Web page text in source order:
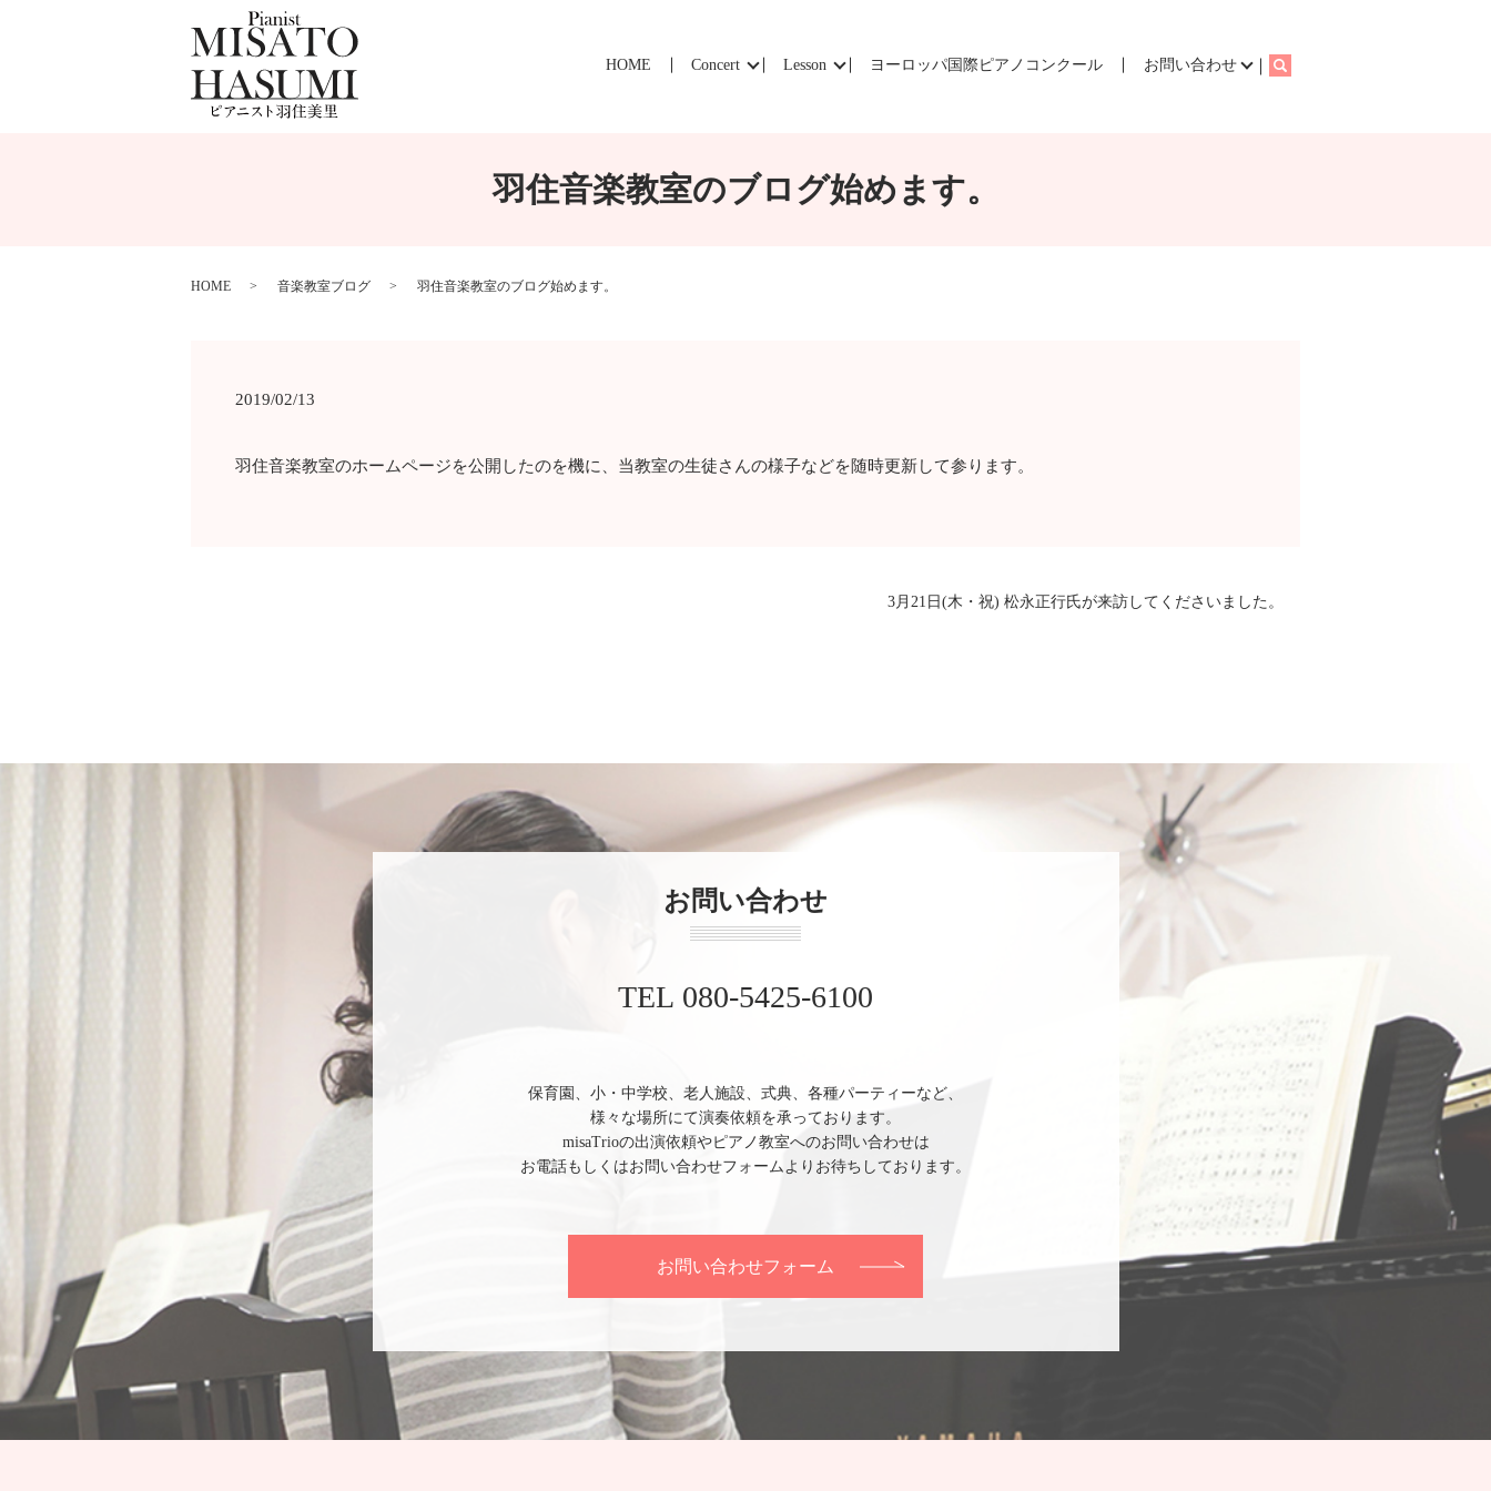
HOME Concert Lesson ヨーロッパ国際ピアノコンクール お問い合わせ search
羽住音楽教室のブログ始めます。
HOME 音楽教室ブログ 羽住音楽教室のブログ始めます。
2019/02/13
羽住音楽教室のホームページを公開したのを機に、当教室の生徒さんの様子などを随時更新して参ります。
3月21日(木・祝) 松永正行氏が来訪してくださいました。
お問い合わせ
TEL 080-5425-6100
保育園、小・中学校、老人施設、式典、各種パーティーなど、
様々な場所にて演奏依頼を承っております。
misaTrioの出演依頼やピアノ教室へのお問い合わせは
お電話もしくはお問い合わせフォームよりお待ちしております。
お問い合わせフォーム